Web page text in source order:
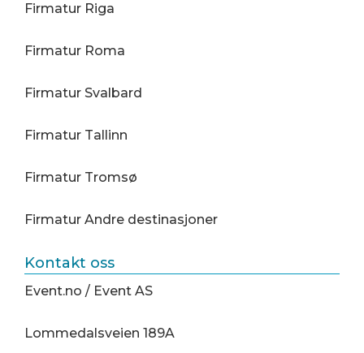
Firmatur Riga
Firmatur Roma
Firmatur Svalbard
Firmatur Tallinn
Firmatur Tromsø
Firmatur Andre destinasjoner
Kontakt oss
Event.no / Event AS
Lommedalsveien 189A